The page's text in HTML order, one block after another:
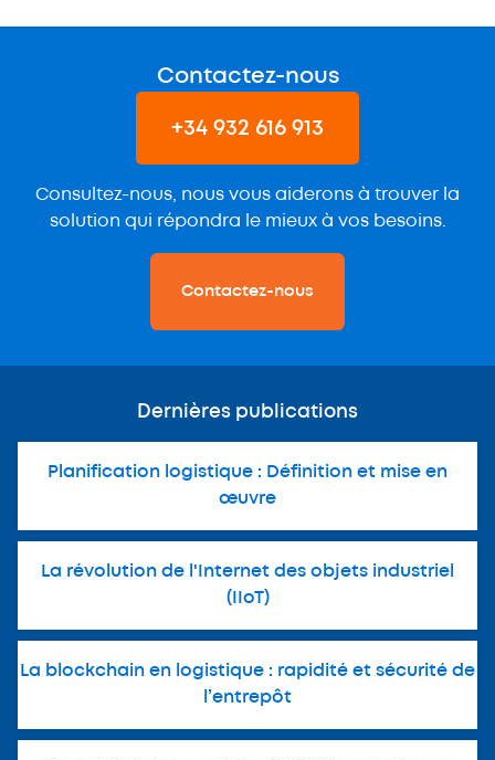
Contactez-nous
+34 932 616 913
Consultez-nous, nous vous aiderons à trouver la
solution qui répondra le mieux à vos besoins.
Contactez-nous
Dernières publications
Planification logistique : Définition et mise en
œuvre
La révolution de l'Internet des objets industriel
(IIoT)
La blockchain en logistique : rapidité et sécurité de
l’entrepôt